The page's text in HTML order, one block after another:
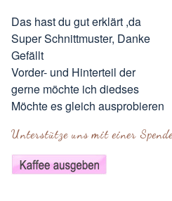
Das hast du gut erklärt ,da
Super Schnittmuster, Danke
Gefällt
Vorder- und Hinterteil der
gerne möchte ich diedses
Möchte es gleich ausprobieren
Unterstütze uns mit einer